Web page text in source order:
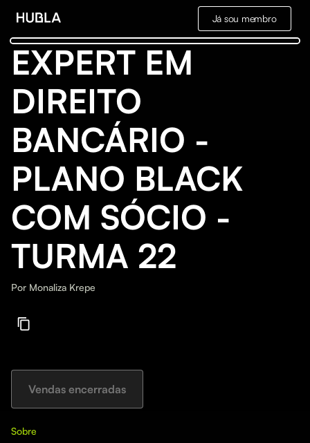
Já sou membro
EXPERT EM
DIREITO
BANCÁRIO -
PLANO BLACK
COM SÓCIO -
TURMA 22
Por Monaliza Krepe
Vendas encerradas
Sobre